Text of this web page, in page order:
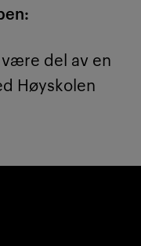
del av en
Høyskolen